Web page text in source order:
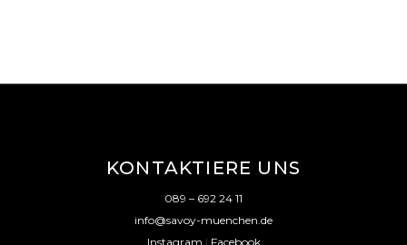
KONTAKTIERE UNS
089 – 692 24 11
info@savoy-muenchen.de
Instagram | Facebook